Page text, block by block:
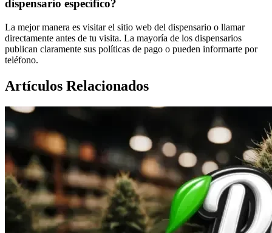
dispensario específico?
La mejor manera es visitar el sitio web del dispensario o llamar
directamente antes de tu visita. La mayoría de los dispensarios
publican claramente sus políticas de pago o pueden informarte por
teléfono.
Artículos Relacionados